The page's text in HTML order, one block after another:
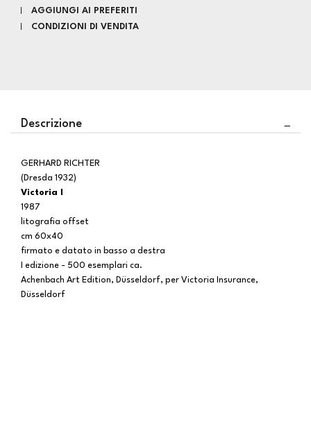
AGGIUNGI AI PREFERITI
CONDIZIONI DI VENDITA
Descrizione
GERHARD RICHTER
(Dresda 1932)
Victoria I
1987
litografia offset
cm 60x40
firmato e datato in basso a destra
I edizione - 500 esemplari ca.
Achenbach Art Edition, Düsseldorf, per Victoria Insurance,
Düsseldorf